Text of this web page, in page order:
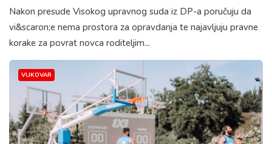
Nakon presude Visokog upravnog suda iz DP-a poručuju da
vi&scaron;e nema prostora za opravdanja te najavljuju pravne
korake za povrat novca roditeljim...
VUKOVAR